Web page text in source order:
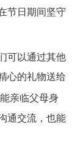
节日期间坚守
可以通过其他
心的礼物送给
亲临父母身
通交流，也能